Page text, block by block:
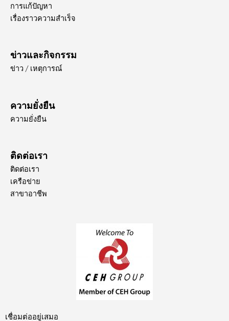
การแก้ปัญหา
เรื่องราวความสำเร็จ
ข่าวและกิจกรรม
ข่าว / เหตุการณ์
ความยั่งยืน
ความยั่งยืน
ติดต่อเรา
ติดต่อเรา
เครือข่าย
สาขาอาชีพ
เชื่อมต่ออยู่เสมอ